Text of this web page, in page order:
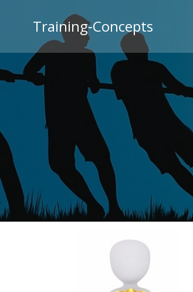
springenTraining-Concepts